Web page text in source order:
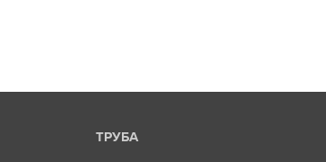
ТРУБА